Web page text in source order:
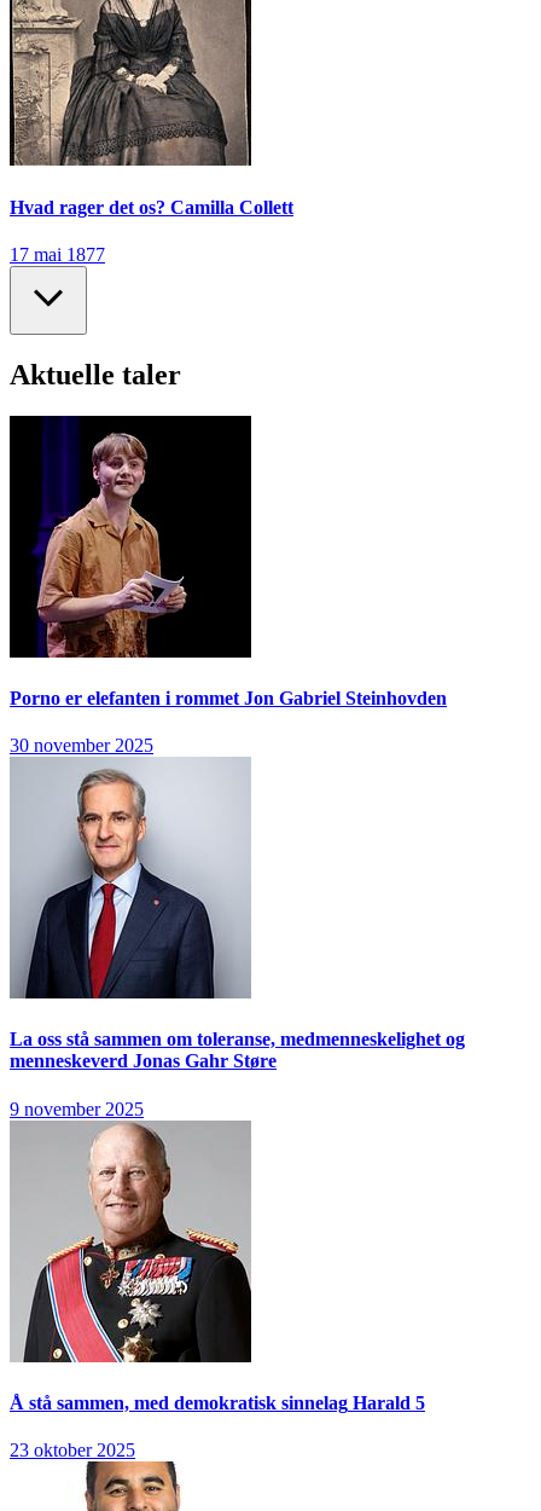
Hvad rager det os? Camilla Collett
17 mai 1877
Aktuelle taler
Porno er elefanten i rommet Jon Gabriel Steinhovden
30 november 2025
La oss stå sammen om toleranse, medmenneskelighet og
menneskeverd Jonas Gahr Støre
9 november 2025
Å stå sammen, med demokratisk sinnelag Harald 5
23 oktober 2025